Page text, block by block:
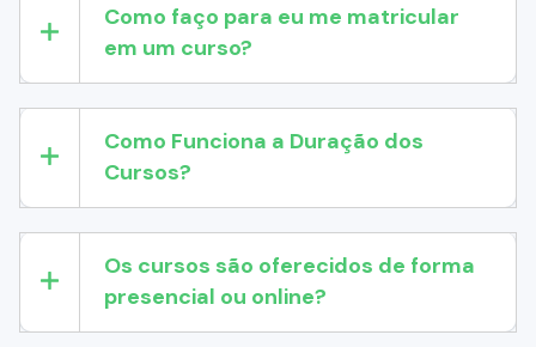
Como faço para eu me matricular
em um curso?
Como Funciona a Duração dos
Cursos?
Os cursos são oferecidos de forma
presencial ou online?